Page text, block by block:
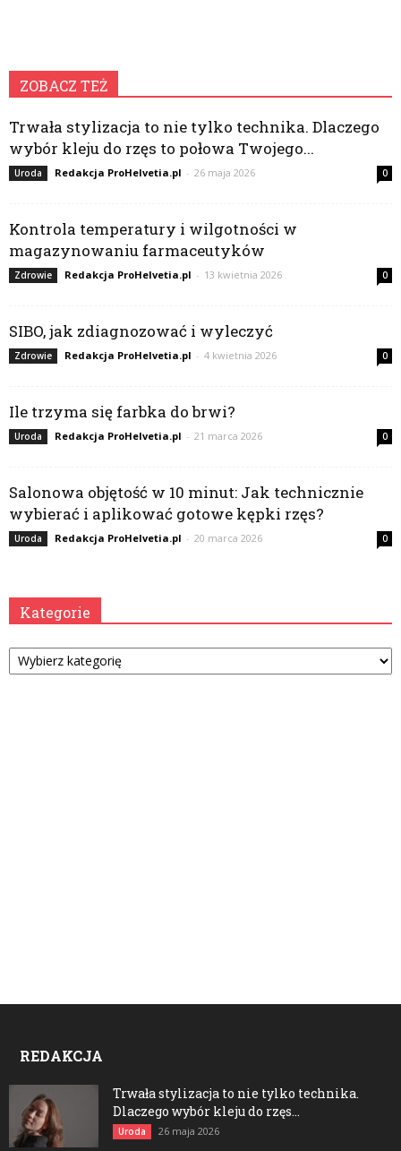
ZOBACZ TEŻ
Trwała stylizacja to nie tylko technika. Dlaczego
wybór kleju do rzęs to połowa Twojego...
Uroda Redakcja ProHelvetia.pl - 26 maja 2026 0
Kontrola temperatury i wilgotności w
magazynowaniu farmaceutyków
Zdrowie Redakcja ProHelvetia.pl - 13 kwietnia 2026 0
SIBO, jak zdiagnozować i wyleczyć
Zdrowie Redakcja ProHelvetia.pl - 4 kwietnia 2026 0
Ile trzyma się farbka do brwi?
Uroda Redakcja ProHelvetia.pl - 21 marca 2026 0
Salonowa objętość w 10 minut: Jak technicznie
wybierać i aplikować gotowe kępki rzęs?
Uroda Redakcja ProHelvetia.pl - 20 marca 2026 0
Kategorie
Kategorie
REDAKCJA
Trwała stylizacja to nie tylko technika.
Dlaczego wybór kleju do rzęs...
Uroda 26 maja 2026